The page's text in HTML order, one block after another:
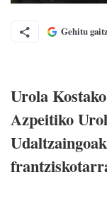
Gehitu
Urola
Azpeitiko